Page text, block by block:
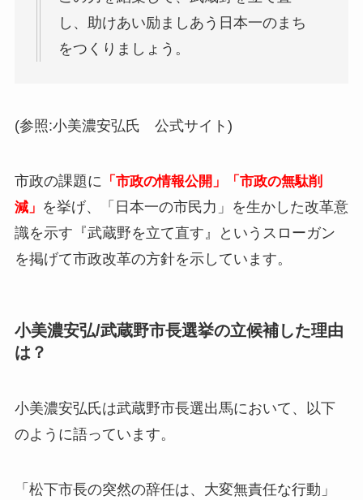
し、助けあい励ましあう日本一のまち
をつくりましょう。
(参照:小美濃安弘氏 公式サイト)
市政の課題に
「市政の情報公開」「市政の無駄削
減」 を挙げ、「日本一の市民力」を生かした改革意
識を示す 『武蔵野を立て直す』
というスローガン
を掲げて市政改革の方針を示しています。
小美濃安弘/武蔵野市長選挙の立候補した理由
は？
小美濃安弘氏は武蔵野市長選出馬において、以下
のように語っています。
「松下市長の突然の辞任は、大変無責任な行動」